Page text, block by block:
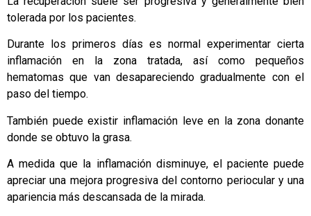
tolerada por los pacientes.
Durante los primeros días es normal experimentar cierta
inflamación en la zona tratada, así como pequeños
hematomas que van desapareciendo gradualmente con el
paso del tiempo.
También puede existir inflamación leve en la zona donante
donde se obtuvo la grasa.
A medida que la inflamación disminuye, el paciente puede
apreciar una mejora progresiva del contorno periocular y una
apariencia más descansada de la mirada.